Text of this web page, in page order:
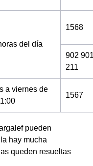
del día
1568
902
211
a viernes de
1567
pueden
hay mucha
queden resueltas